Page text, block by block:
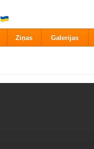
Ziņas Galerijas